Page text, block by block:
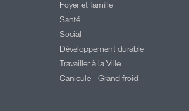
Foyer et famille
Santé
Social
Développement durable
Travailler à la Ville
Canicule - Grand froid